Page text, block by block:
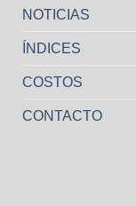
NOTICIAS
ÍNDICES
COSTOS
CONTACTO